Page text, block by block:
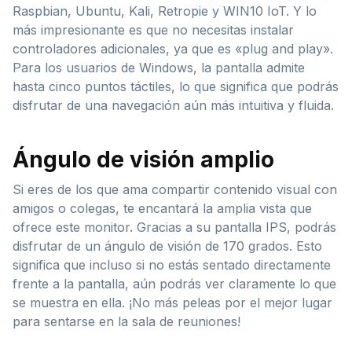
Raspbian, Ubuntu, Kali, Retropie y WIN10 IoT. Y lo
más impresionante es que no necesitas instalar
controladores adicionales, ya que es «plug and play».
Para los usuarios de Windows, la pantalla admite
hasta cinco puntos táctiles, lo que significa que podrás
disfrutar de una navegación aún más intuitiva y fluida.
Ángulo de visión amplio
Si eres de los que ama compartir contenido visual con
amigos o colegas, te encantará la amplia vista que
ofrece este monitor. Gracias a su pantalla IPS, podrás
disfrutar de un ángulo de visión de 170 grados. Esto
significa que incluso si no estás sentado directamente
frente a la pantalla, aún podrás ver claramente lo que
se muestra en ella. ¡No más peleas por el mejor lugar
para sentarse en la sala de reuniones!